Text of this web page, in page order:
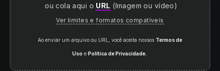
ou cola aqui o URL (Imagem ou vídeo)
Ver limites e formatos compatíveis
Ao enviar um arquivo ou URL, você aceita nossos Termos de
Uso e Política de Privacidade.